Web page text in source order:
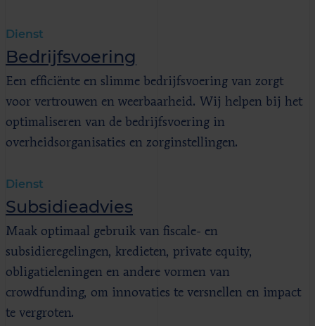
Dienst
Bedrijfsvoering
Een efficiënte en slimme bedrijfsvoering van zorgt
voor vertrouwen en weerbaarheid. Wij helpen bij het
optimaliseren van de bedrijfsvoering in
overheidsorganisaties en zorginstellingen.
Dienst
Subsidieadvies
Maak optimaal gebruik van fiscale- en
subsidieregelingen, kredieten, private equity,
obligatieleningen en andere vormen van
crowdfunding, om innovaties te versnellen en impact
te vergroten.